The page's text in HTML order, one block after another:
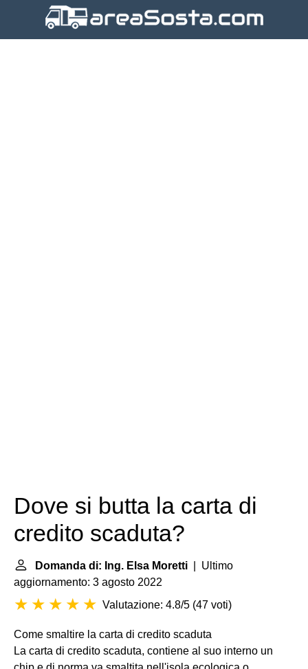
Dove si butta la carta di
credito scaduta?
Domanda di: Ing. Elsa Moretti | Ultimo
aggiornamento: 3 agosto 2022
Valutazione: 4.8/5 (47 voti)
Come smaltire la carta di credito scaduta
La carta di credito scaduta, contiene al suo interno un